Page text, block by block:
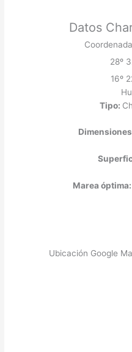
Datos
28º
16º
Tipo:
Marea óptima:
Ubicación Google